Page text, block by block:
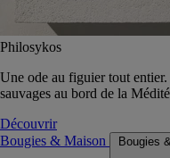
Philosykos
Une ode au figuier tout
sauvages au bord de la
Découvrir
Bougies & Maison
Bougies